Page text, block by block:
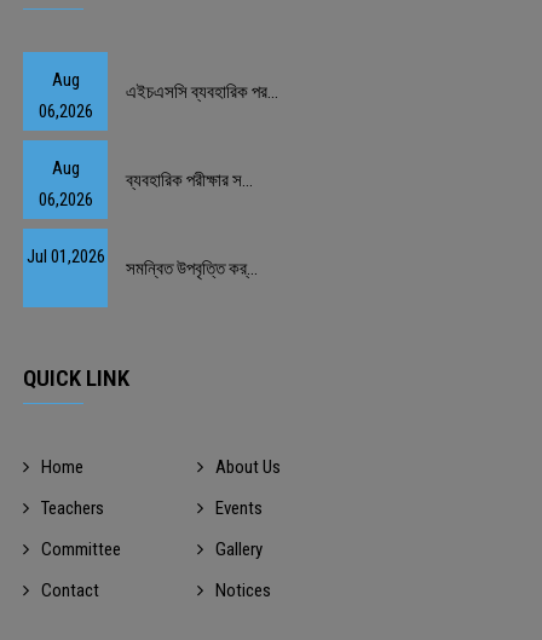
Aug
06,2026
এইচএসসি ব্যবহারিক পর...
Aug
06,2026
ব্যবহারিক পরীক্ষার স...
Jul 01,2026
সমন্বিত উপবৃত্তি কর্...
QUICK LINK
Home
About Us
Teachers
Events
Committee
Gallery
Contact
Notices